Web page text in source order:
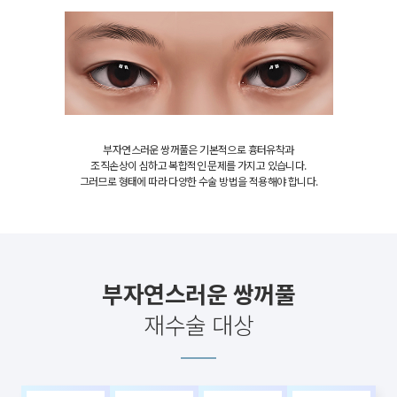
부자연스러운 쌍꺼풀은 기본적으로 흉터유착과
조직손상이 심하고 복합적인 문제를 가지고 있습니다.
그러므로 형태에 따라 다양한 수술 방법을 적용해야 합니다.
부자연스러운 쌍꺼풀
재수술 대상